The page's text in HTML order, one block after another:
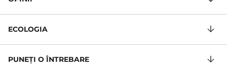
ECOLOGIA
PUNEȚI O ÎNTREBARE